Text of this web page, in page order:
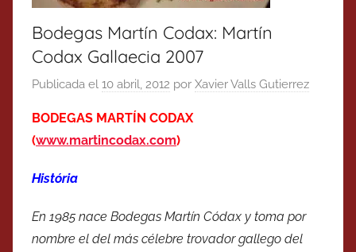
Bodegas Martín Codax: Martín
Codax Gallaecia 2007
Publicada el 10 abril, 2012 por Xavier Valls Gutierrez
BODEGAS MARTÍN CODAX
(www.martincodax.com)
História
En 1985 nace Bodegas Martín Códax y toma por
nombre el del más célebre trovador gallego del